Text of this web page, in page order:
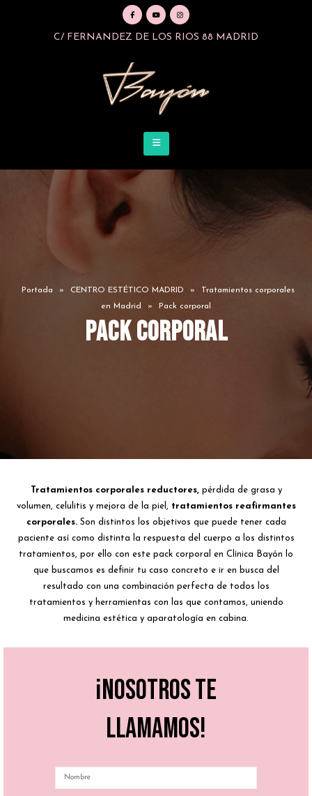
C/ FERNANDEZ DE LOS RIOS 88 MADRID
Portada » CENTRO ESTÉTICO MADRID »
Tratamientos corporales
en Madrid
» Pack corporal
Pack corporal
Tratamientos corporales reductores,pérdida de grasa y
volumen, celulitis y mejora de la piel, tratamientos reafirmantes
corporales.Son distintos los objetivos que puede tener cada
paciente así como distinta la respuesta del cuerpo a los distintos
tratamientos, por ello con este pack corporal en Clínica Bayón lo
que buscamos es definir tu caso concreto e ir en busca del
resultado con una combinación perfecta de todos los
tratamientos y herramientas con las que contamos, uniendo
medicina estética y aparatología en cabina.
¡Nosotros te
llamamos!